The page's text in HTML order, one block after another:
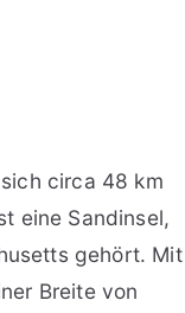
circa 48 km
eine Sandinsel,
gehört. Mit
Breite von